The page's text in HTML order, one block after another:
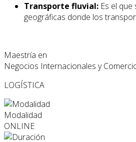
Transporte fluvial: Es el
geográficas donde los
Maestría en
Negocios Internacionales y
LOGÍSTICA
Modalidad
ONLINE